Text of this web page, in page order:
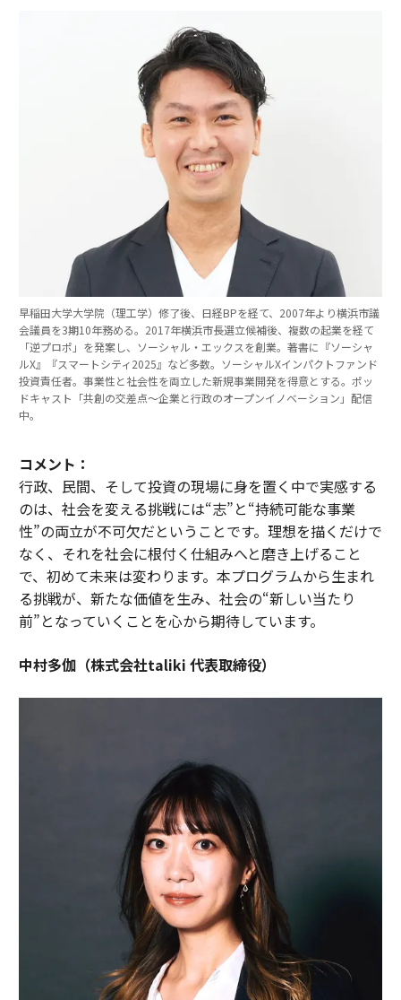
早稲田大学大学院（理工学）修了後、日経BPを経て、2007年より横浜市議
会議員を3期10年務める。2017年横浜市長選立候補後、複数の起業を経て
「逆プロポ」を発案し、ソーシャル・エックスを創業。著書に『ソーシャ
ルX』『スマートシティ2025』など多数。ソーシャルXインパクトファンド
投資責任者。事業性と社会性を両立した新規事業開発を得意とする。ポッ
ドキャスト「共創の交差点〜企業と行政のオープンイノベーション」配信
中。
コメント：
行政、民間、そして投資の現場に身を置く中で実感する
のは、社会を変える挑戦には“志”と“持続可能な事業
性”の両立が不可欠だということです。理想を描くだけで
なく、それを社会に根付く仕組みへと磨き上げること
で、初めて未来は変わります。本プログラムから生まれ
る挑戦が、新たな価値を生み、社会の“新しい当たり
前”となっていくことを心から期待しています。
中村多伽（株式会社taliki 代表取締役）